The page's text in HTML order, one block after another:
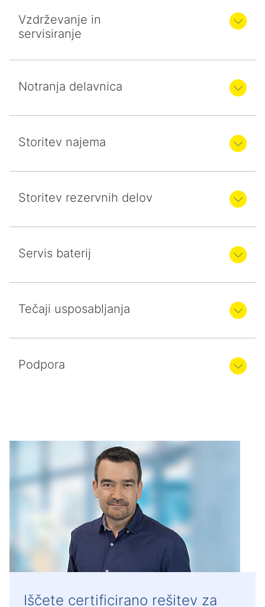
Vzdrževanje in
servisiranje
Notranja delavnica
Storitev najema
Storitev rezervnih delov
Servis baterij
Tečaji usposabljanja
Podpora
Iščete certificirano rešitev za